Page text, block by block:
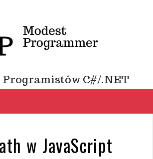
Programistów C#/.NET
w JavaScript